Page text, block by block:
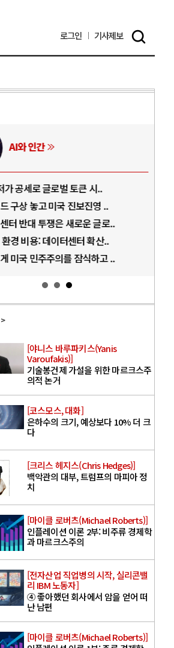
로그인 기사제보
전쟁의 추상화: 우크라이나, 대리전의 역..
EU·우크라이나 드론 협력 직후, 러시아..
나토, 우크라 군사지원 2027년까지 공..
우크라이나, 덴마크, 에스토니아, 네덜란..
러·우크라, 대규모 공습 주고받아…민간 ..
[야니스 바루파키스(Yanis
Varoufakis)]
기술봉건제 가설을 위한 마르크스주
의적 논거
[코스모스, 대화]
은하수의 크기, 예상보다 10% 더 크
다
[크리스 헤지스(Chris Hedges)]
백악관의 대부, 트럼프의 마피아 정
치
[마이클 로버츠(Michael Roberts)]
인플레이션 이론 2부: 비주류 경제학
과 마르크스주의
[전자산업 직업병의 시작, 실리콘밸
리 IBM 노동자]
④ 좋아했던 회사에서 암을 얻어 떠
난 남편
[마이클 로버츠(Michael Roberts)]